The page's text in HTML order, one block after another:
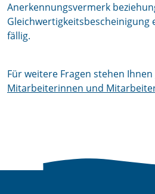
Anerkennungsvermerk
fällig.
Für weitere Fragen stehen
Mitarbeiterinnen und